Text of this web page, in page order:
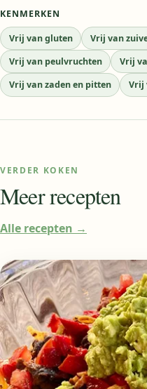
KENMERKEN
Vrij van gluten Vrij van
Vrij van peulvruchten
Vrij
Vrij van zaden en pitten
Vrij
VERDER KOKEN
Meer recepten
Alle recepten →